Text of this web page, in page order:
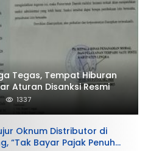
Tegas, Tempat Hiburan
Aturan Disanksi Resmi
1337
Oknum Distributor di
“Tak Bayar Pajak Penuh